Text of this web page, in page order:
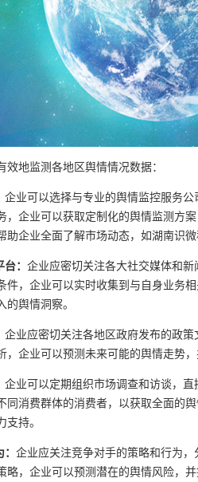
地监测各地区舆情情况数据：
企业可以选择与专业的舆情监控服务
，企业可以获取定制化的舆情监测方
企业全面了解市场动态，如湖南识微
： 企业应密切关注各大社交媒体和新
件，企业可以实时收集到与自身业务
的舆情洞察。
企业应密切关注各地区政府发布的政
，企业可以预测未来可能的舆情走势，
企业可以定期组织市场调查和访谈，
同消费群体的消费者，以获取全面的
持。
企业应关注竞争对手的策略和行为
略，企业可以预测潜在的舆情风险，并